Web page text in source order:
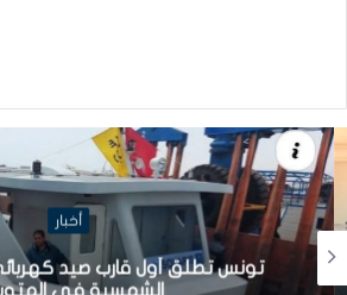
أخبار
تونس تطلق أول قارب صيد